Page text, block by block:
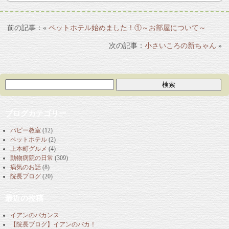
« ペットホテル始めました！①～お部屋について～
小さいころの新ちゃん »
ブログカテゴリー
パピー教室 (12)
ペットホテル (2)
上本町グルメ (4)
動物病院の日常 (309)
病気のお話 (8)
院長ブログ (20)
最近の投稿
イアンのバカンス
【院長ブログ】イアンのバカ！